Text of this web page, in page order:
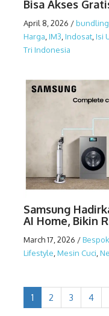
Bisa Akses
April 8, 2026 /bundling
Harga IM3 Indosat Isi
Tri Indonesia
Samsung
AI Home, Bikin
March 17, 2026 /
Lifestyle Mesin Cuci
1 2 3 4